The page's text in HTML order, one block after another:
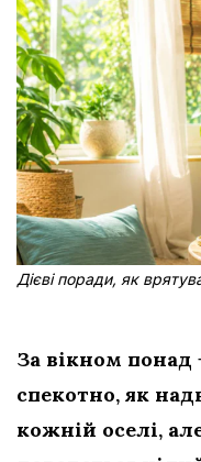
Дієві поради, як
За вікном понад
спекотно, як
кожній оселі,